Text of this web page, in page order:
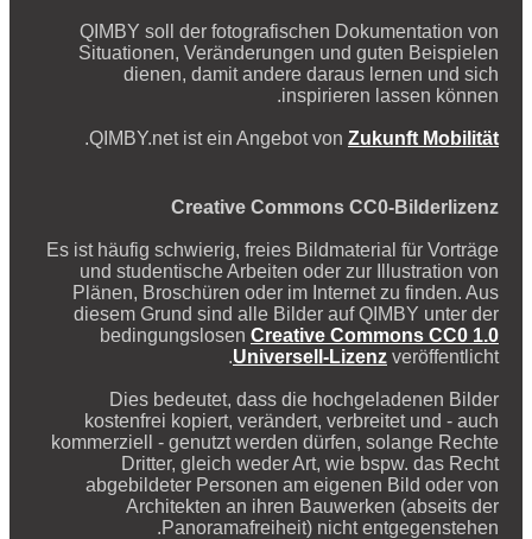
QIMBY soll der fotografischen Dokumentation von
Situationen, Veränderungen und guten Beispielen
dienen, damit andere daraus lernen und sich
inspirieren lassen können.
QIMBY.net ist ein Angebot von Zukunft Mobilität
.
Creative Commons CC0-Bilderlizenz
Es ist häufig schwierig, freies Bildmaterial für Vorträge
und studentische Arbeiten oder zur Illustration von
Plänen, Broschüren oder im Internet zu finden. Aus
diesem Grund sind alle Bilder auf QIMBY unter der
bedingungslosen Creative Commons CC0 1.0
Universell-Lizenz veröffentlicht.
Dies bedeutet, dass die hochgeladenen Bilder
kostenfrei kopiert, verändert, verbreitet und - auch
kommerziell - genutzt werden dürfen, solange Rechte
Dritter, gleich weder Art, wie bspw. das Recht
abgebildeter Personen am eigenen Bild oder von
Architekten an ihren Bauwerken (abseits der
Panoramafreiheit) nicht entgegenstehen.